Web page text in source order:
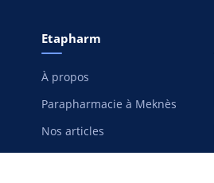
Etapharm
À propos
Parapharmacie à Meknès
Nos articles